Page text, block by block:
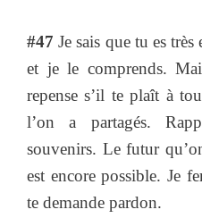
#47 Je sais que tu es
et je le comprends.
repense s’il te plaît à
l’on a partagés.
souvenirs. Le futur
est encore possible. Je
te demande pardon.